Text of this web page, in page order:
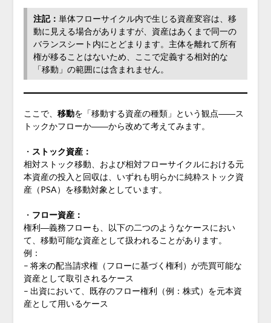
注記： 単体フローサイクル内で生じる資産変容は、移
動に見える場合がありますが、資産はあくまで同一の
バランスシート内にとどまります。主体を離れて所有
権が移ることはないため、ここで定義する相対的な
「移動」の範囲には含まれません。
ここで、 移動を「移動する資産の種類」という観点――ス
トックかフローか――から改めて考えてみます。
・ ストック資産：
相対ストック移動、および相対フローサイクルにおける元
本資産の投入と回収は、いずれも明らかに純粋ストック資
産（PSA）を移動対象としています。
・ フロー資産：
権利―義務フローも、以下の二つのようなケースにおい
て、移動可能な資産として扱われることがあります。
例：
– 将来の配当請求権（フローに基づく権利）が売買可能な
資産として取引されるケース
– 出資において、既存のフロー権利（例：株式）を元本資
産として用いるケース